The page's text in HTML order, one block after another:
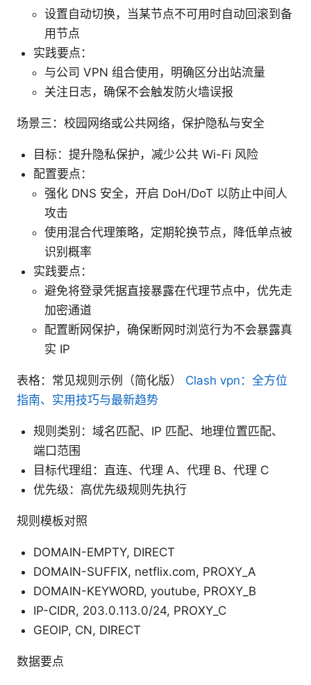
设置自动切换，当某节点不可用时自动回滚到备
用节点
实践要点：
与公司 VPN 组合使用，明确区分出站流量
关注日志，确保不会触发防火墙误报
场景三：校园网络或公共网络，保护隐私与安全
目标：提升隐私保护，减少公共 Wi-Fi 风险
配置要点：
强化 DNS 安全，开启 DoH/DoT 以防止中间人
攻击
使用混合代理策略，定期轮换节点，降低单点被
识别概率
实践要点：
避免将登录凭据直接暴露在代理节点中，优先走
加密通道
配置断网保护，确保断网时浏览行为不会暴露真
实 IP
表格：常见规则示例（简化版） Clash vpn：全方位
指南、实用技巧与最新趋势
规则类别：域名匹配、IP 匹配、地理位置匹配、
端口范围
目标代理组：直连、代理 A、代理 B、代理 C
优先级：高优先级规则先执行
规则模板对照
DOMAIN-EMPTY, DIRECT
DOMAIN-SUFFIX, netflix.com, PROXY_A
DOMAIN-KEYWORD, youtube, PROXY_B
IP-CIDR, 203.0.113.0/24, PROXY_C
GEOIP, CN, DIRECT
数据要点